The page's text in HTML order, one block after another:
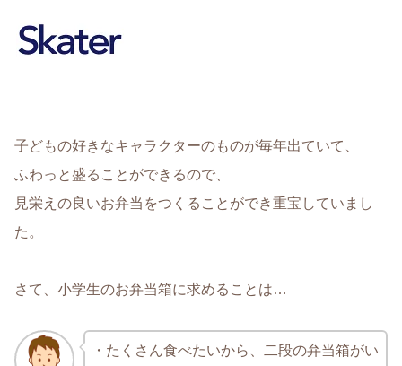
子どもの好きなキャラクターのものが毎年出ていて、
ふわっと盛ることができるので、
見栄えの良いお弁当をつくることができ重宝していまし
た。
さて、小学生のお弁当箱に求めることは…
・たくさん食べたいから、二段の弁当箱がい